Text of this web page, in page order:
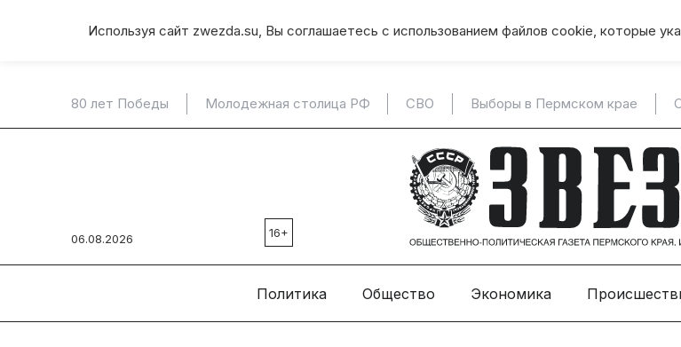
Используя сайт zwezda.su, Вы соглашаетесь с использованием файлов cookie, которые
80 лет Победы Молодежная столица РФ СВО Выборы в Пермском крае
06.08.2026 16+
Политика Общество Экономика